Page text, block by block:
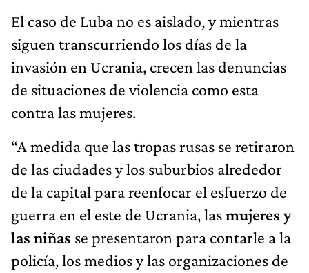
El caso de Luba no es aislado, y mientras
siguen transcurriendo los días de la
invasión en Ucrania, crecen las denuncias
de situaciones de violencia como esta
contra las mujeres.
“A medida que las tropas rusas se retiraron
de las ciudades y los suburbios alrededor
de la capital para reenfocar el esfuerzo de
guerra en el este de Ucrania, lasmujeres y
las niñas se presentaron para contarle a la
policía, los medios y las organizaciones de